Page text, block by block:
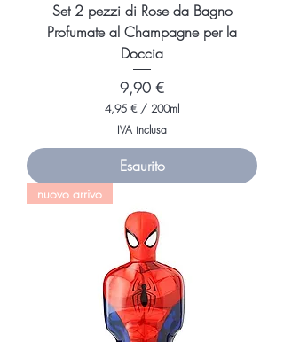
Set 2 pezzi di Rose da Bagno
Profumate al Champagne per la
Doccia
Prezzo
9,90 €
4,95 € / 200ml
,
9
5
p
r
2
0
0
M
i
l
l
IVA inclusa
Esaurito
nuovo arrivo